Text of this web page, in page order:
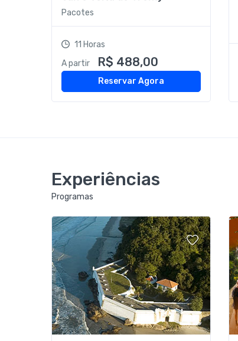
Pacotes
11 Horas
A partir
R$ 488,00
Reservar Agora
Experiências
Programas